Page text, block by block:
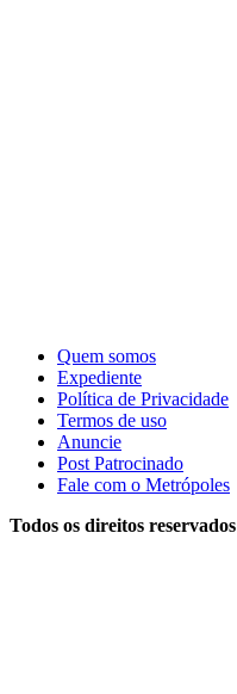
Quem somos
Expediente
Política de Privacidade
Termos de uso
Anuncie
Post Patrocinado
Fale com o Metrópoles
Todos os direitos reservados